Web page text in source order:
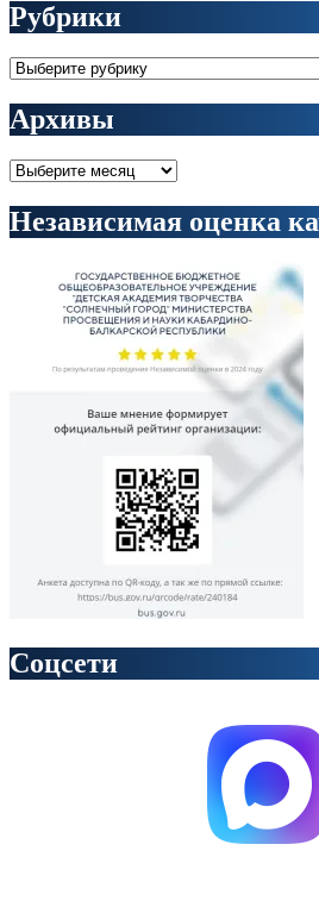
Рубрики
Рубрики
Архивы
Архивы
Независимая оценка
Соцсети